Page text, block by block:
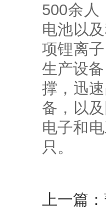
500余人
电池以
项锂离
生产设
撑，迅
备，以
电子和
只。
上一篇